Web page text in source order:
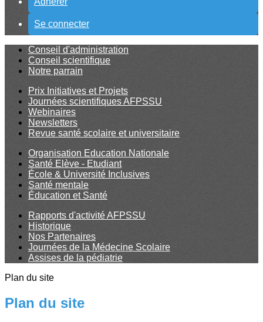
Se connecter
Conseil d'administration
Conseil scientifique
Notre parrain
Prix Initiatives et Projets
Journées scientifiques AFPSSU
Webinaires
Newsletters
Revue santé scolaire et universitaire
Organisation Education Nationale
Santé Elève - Etudiant
École & Université Inclusives
Santé mentale
Éducation et Santé
Rapports d'activité AFPSSU
Historique
Nos Partenaires
Journées de la Médecine Scolaire
Assises de la pédiatrie
Plan du site
Plan du site